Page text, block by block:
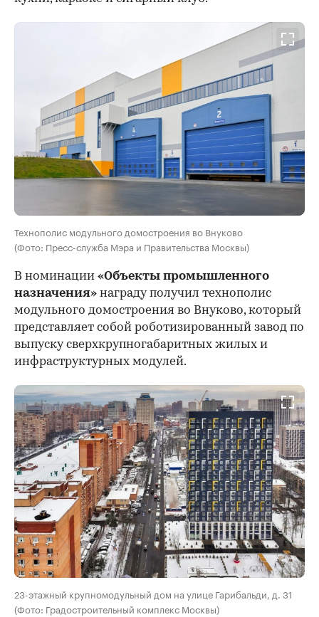
Технополис модульного домостроения во Внуково
(Фото: Пресс-служба Мэра и Правительства Москвы)
В номинации «Объекты промышленного
назначения» награду получил технополис
модульного домостроения во Внуково, который
представляет собой роботизированный завод по
выпуску сверхкрупногабаритных жилых и
инфраструктурных модулей.
23-этажный крупномодульный дом на улице Гарибальди, д. 31
(Фото: Градостроительный комплекс Москвы)